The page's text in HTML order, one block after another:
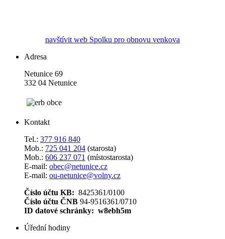
navštívit web Spolku pro obnovu venkova
Adresa
Netunice 69
332 04 Netunice
Kontakt
Tel.: 377 916 840
Mob.: 725 041 204 (starosta)
Mob.: 606 237 071 (místostarosta)
E-mail: obec@netunice.cz
E-mail: ou-netunice@volny.cz
Číslo účtu KB: 8425361/0100
Číslo účtu ČNB 94-9516361/0710
ID datové schránky: w8ebh5m
Úřední hodiny